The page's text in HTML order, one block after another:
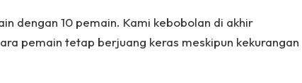
dengan 10 pemain. Kami kebobolan di akhir
pemain tetap berjuang keras meskipun kekurangan